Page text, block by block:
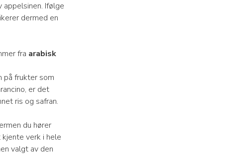
appelsinen. Ifølge
dermed en
fra arabisk
på frukter som
er det
ris og safran.
du hører
verk i hele
valgt av den